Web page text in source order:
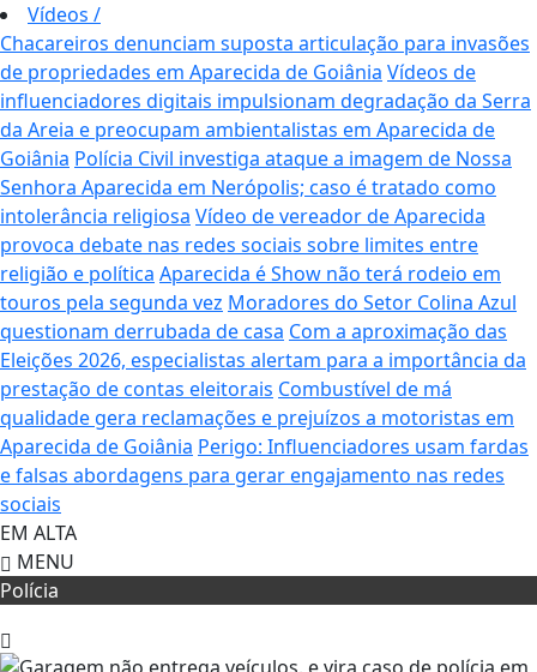
Vídeos /
Chacareiros denunciam suposta articulação para invasões
de propriedades em Aparecida de Goiânia Vídeos de
influenciadores digitais impulsionam degradação da Serra
da Areia e preocupam ambientalistas em Aparecida de
Goiânia Polícia Civil investiga ataque a imagem de Nossa
Senhora Aparecida em Nerópolis; caso é tratado como
intolerância religiosa Vídeo de vereador de Aparecida
provoca debate nas redes sociais sobre limites entre
religião e política Aparecida é Show não terá rodeio em
touros pela segunda vez Moradores do Setor Colina Azul
questionam derrubada de casa Com a aproximação das
Eleições 2026, especialistas alertam para a importância da
prestação de contas eleitorais Combustível de má
qualidade gera reclamações e prejuízos a motoristas em
Aparecida de Goiânia Perigo: Influenciadores usam fardas
e falsas abordagens para gerar engajamento nas redes
sociais
EM ALTA
MENU
Polícia